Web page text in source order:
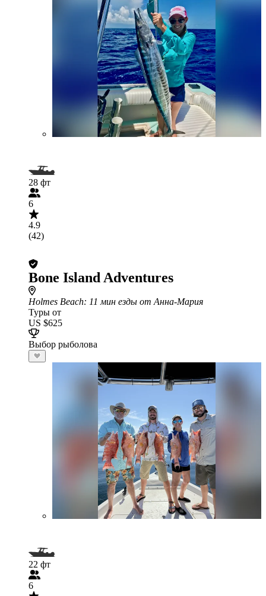
28 фт
6
4.9
(42)
Bone Island Adventures
Holmes Beach: 11 мин езды от Анна-Мария
Туры от
US $625
Выбор рыболова
22 фт
6